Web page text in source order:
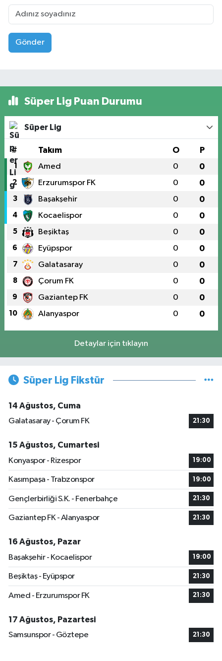
Gönder
Süper Lig Puan Durumu
Süper Lig
# Takım O P
1 Amed 0 0
2 Erzurumspor FK 0 0
3 Başakşehir 0 0
4 Kocaelispor 0 0
5 Beşiktaş 0 0
6 Eyüpspor 0 0
7 Galatasaray 0 0
8 Çorum FK 0 0
9 Gaziantep FK 0 0
10 Alanyaspor 0 0
Detaylar için tıklayın
Süper Lig Fikstür
14 Ağustos, Cuma
Galatasaray - Çorum FK
21:30
15 Ağustos, Cumartesi
Konyaspor - Rizespor
19:00
Kasımpaşa - Trabzonspor 19:00
Gençlerbirliği S.K. - Fenerbahçe 21:30
Gaziantep FK - Alanyaspor 21:30
16 Ağustos, Pazar
Başakşehir - Kocaelispor
19:00
Beşiktaş - Eyüpspor 21:30
Amed - Erzurumspor FK 21:30
17 Ağustos, Pazartesi
Samsunspor - Göztepe
21:30